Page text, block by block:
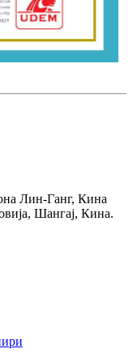
Лин-Ганг, Кина
Шангај, Кина.